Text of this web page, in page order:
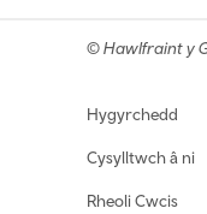
© Hawlfraint y
Footer
Hygyrchedd
Cysylltwch â ni
Rheoli Cwcis